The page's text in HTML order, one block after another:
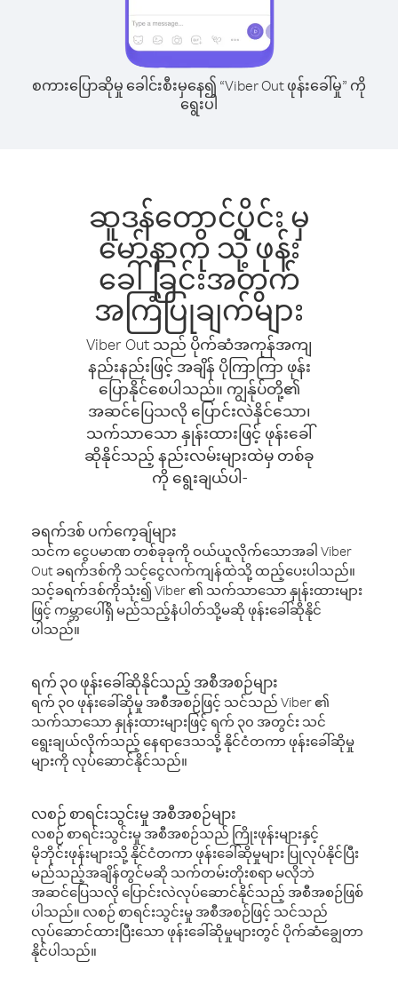
စကားပြောဆိုမှု ခေါင်းစီးမှနေ၍ “Viber Out ဖုန်းခေါ်မှု” ကို
ရွေးပါ
ဆူဒန်တောင်ပိုင်း မှ
မော်နာကို သို့ ဖုန်း
ခေါ်ခြင်းအတွက်
အကြံပြုချက်များ
Viber Out သည် ပိုက်ဆံအကုန်အကျ
နည်းနည်းဖြင့် အချိန် ပိုကြာကြာ ဖုန်း
ပြောနိုင်စေပါသည်။ ကျွန်ုပ်တို့၏
အဆင်ပြေသလို ပြောင်းလဲနိုင်သော၊
သက်သာသော နှုန်းထားဖြင့် ဖုန်းခေါ်
ဆိုနိုင်သည့် နည်းလမ်းများထဲမှ တစ်ခု
ကို ရွေးချယ်ပါ-
ခရက်ဒစ် ပက်ကေ့ချ်များ
သင်က ငွေပမာဏ တစ်ခုခုကို ဝယ်ယူလိုက်သောအခါ Viber
Out ခရက်ဒစ်ကို သင့်ငွေလက်ကျန်ထဲသို့ ထည့်ပေးပါသည်။
သင့်ခရက်ဒစ်ကိုသုံး၍ Viber ၏ သက်သာသော နှုန်းထားများ
ဖြင့် ကမ္ဘာပေါ်ရှိ မည်သည့်နံပါတ်သို့မဆို ဖုန်းခေါ်ဆိုနိုင်
ပါသည်။
ရက် ၃၀ ဖုန်းခေါ်ဆိုနိုင်သည့် အစီအစဉ်များ
ရက် ၃၀ ဖုန်းခေါ်ဆိုမှု အစီအစဉ်ဖြင့် သင်သည် Viber ၏
သက်သာသော နှုန်းထားများဖြင့် ရက် ၃၀ အတွင်း သင်
ရွေးချယ်လိုက်သည့် နေရာဒေသသို့ နိုင်ငံတကာ ဖုန်းခေါ်ဆိုမှု
များကို လုပ်ဆောင်နိုင်သည်။
လစဉ် စာရင်းသွင်းမှု အစီအစဉ်များ
လစဉ် စာရင်းသွင်းမှု အစီအစဉ်သည် ကြိုးဖုန်းများနှင့်
မိုဘိုင်းဖုန်းများသို့ နိုင်ငံတကာ ဖုန်းခေါ်ဆိုမှုများ ပြုလုပ်နိုင်ပြီး
မည်သည့်အချိန်တွင်မဆို သက်တမ်းတိုးစရာ မလိုဘဲ
အဆင်ပြေသလို ပြောင်းလဲလုပ်ဆောင်နိုင်သည့် အစီအစဉ်ဖြစ်
ပါသည်။ လစဉ် စာရင်းသွင်းမှု အစီအစဉ်ဖြင့် သင်သည်
လုပ်ဆောင်ထားပြီးသော ဖုန်းခေါ်ဆိုမှုများတွင် ပိုက်ဆံချွေတာ
နိုင်ပါသည်။